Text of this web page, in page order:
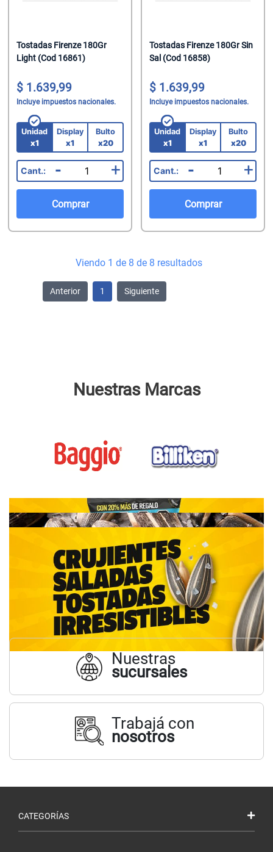
Tostadas Firenze 180Gr
Light (Cod 16861)
1.639,99
Incluye impuestos nacionales.
Unidad
x1
Display
x1
Bulto
x20
- +
Comprar
Tostadas Firenze 180Gr Sin
Sal (Cod 16858)
1.639,99
Incluye impuestos nacionales.
Unidad
x1
Display
x1
Bulto
x20
- +
Comprar
Viendo 1 de 8 de 8 resultados
Anterior 1 Siguiente
Nuestras Marcas
Nuestras
sucursales
Trabajá con
nosotros
CATEGORÍAS